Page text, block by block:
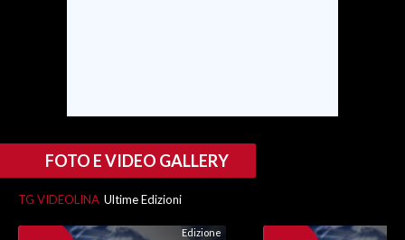
FOTO E VIDEO GALLERY
TG VIDEOLINA Ultime Edizioni
Edizione